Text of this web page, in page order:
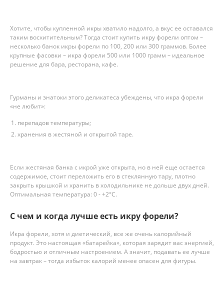
Хотите, чтобы купленной икры хватило надолго, а вкус ее оставался
таким восхитительным? Тогда стоит купить икру форели оптом –
несколько банок икры форели по 100, 200 или 300 граммов. Более
крупные фасовки – икра форели 500 или 1000 грамм – идеальное
решение для бара, ресторана, кафе.
Гурманы и знатоки этого деликатеса убеждены, что икра форели
«не любит»:
перепадов температуры;
хранения в жестяной и открытой таре.
Если жестяная банка с икрой уже открыта, но в ней еще остается
содержимое, стоит переложить его в стеклянную тару, плотно
закрыть крышкой и хранить в холодильнике не дольше двух дней.
Оптимальная температура: 0 - +2°C.
С чем и когда лучше есть икру форели?
Икра форели, хотя и диетический, все же очень калорийный
продукт. Это настоящая «батарейка», которая зарядит вас энергией,
бодростью и отличным настроением. А значит, подавать ее лучше
на завтрак – тогда избыток калорий менее опасен для фигуры.